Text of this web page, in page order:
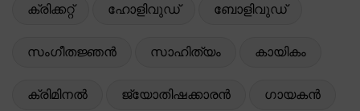
ക്രിക്കറ്റ് ഹോളിവുഡ് ബോളിവുഡ്
സംഗീതജ്ഞൻ സാഹിത്യം കായികം
ക്രിമിനൽ ജ്യോതിഷക്കാരൻ ഗായകൻ